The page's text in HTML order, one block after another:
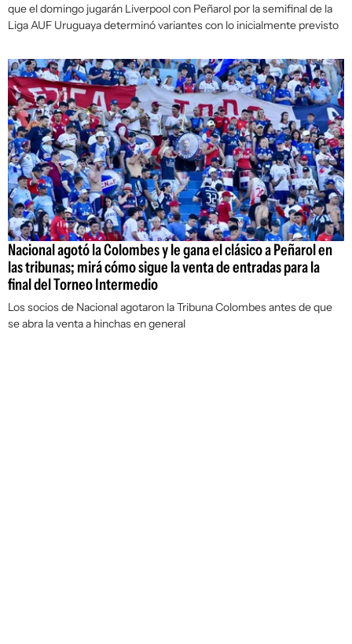
que el domingo jugarán Liverpool con Peñarol por la semifinal de la
Liga AUF Uruguaya determinó variantes con lo inicialmente previsto
Nacional agotó la Colombes y le gana el clásico a Peñarol en
las tribunas; mirá cómo sigue la venta de entradas para la
final del Torneo Intermedio
Los socios de Nacional agotaron la Tribuna Colombes antes de que
se abra la venta a hinchas en general